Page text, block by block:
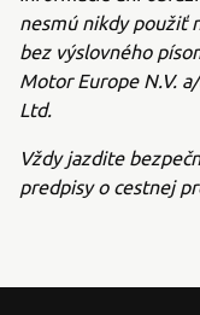
nesmú nikdy použiť
bez výslovného
Motor Europe N.V.
Ltd.
Vždy jazdite
predpisy o cestnej